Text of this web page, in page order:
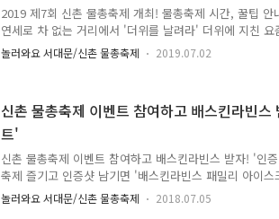
2019 제7회 신촌 물총축제 개최! 물총축제 시간, 꿀팁 안
연세로 차 없는 거리에서 '더위를 날려라' 더위에 지친
가 열립니다. 제7회 신촌 물총축제 "왕국을 탈환하라"가
한복판에서 여름휴가 기분도 만끽하고 푹푹찌는 한여름
왕국을 탈환하기 위한 치열한 물총싸움이 전개됩니다!
제 ● 일 시 : 2019. 7. 6.(토) ~ 2019. 7. 7.(일) / 13시
(토) 오후2시 ● 장 소 : 신촌연세로 ● ..
놀러와요 서대문/신촌 물총축제 2019.07.02
신촌 물총축제 이벤트 참여하고 배스킨라빈
트'
신촌 물총축제 이벤트 참여하고 배스킨라빈스 받자! '인
축제 즐기고 인증샷 남기면 '배스킨라빈스 패밀리 아이
촌 물총축제가 이틀 앞으로 다가왔어요~ 이번 물총축제는
여러분의 센스 있는 인증샷을 남겨 주시면 추첨을 통해 아
놀러와요 서대문/신촌 물총축제 2018.07.05